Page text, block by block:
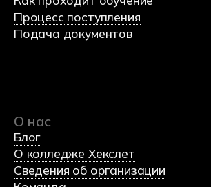
Политика обработки данных
Согласие на обработку данных
Использования Cookie-файлов